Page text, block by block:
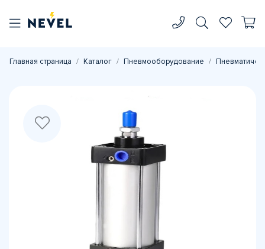
Главная страница Каталог Пневмооборудование